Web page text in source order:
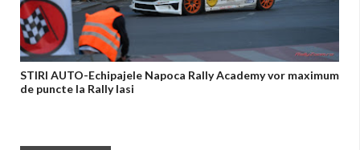
STIRI AUTO-Echipajele Napoca Rally Academy vor maximum
de puncte la Rally Iasi